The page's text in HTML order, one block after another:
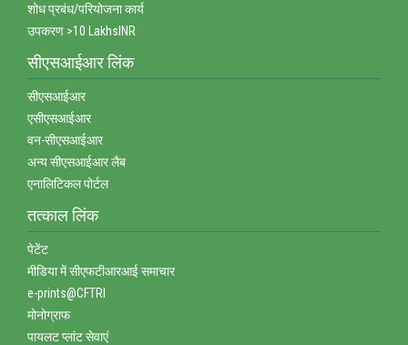
शोध प्रबंध/परियोजना कार्य
उपकरण >10 LakhsINR
सीएसआईआर लिंक
सीएसआईआर
एसीएसआईआर
वन-सीएसआईआर
अन्‍य सीएसआईआर लैब
एनालिटिकल पोर्टल
तत्‍काल लिंक
पेटेंट
मीडिया में सीएफटीआरआई समाचार
e-prints@CFTRI
मोनोग्राफ
पायलट प्‍लांट सेवाएं